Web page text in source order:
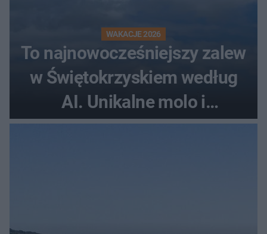
WAKACJE 2026
To najnowocześniejszy zalew
w Świętokrzyskiem według
AI. Unikalne molo i
promenada